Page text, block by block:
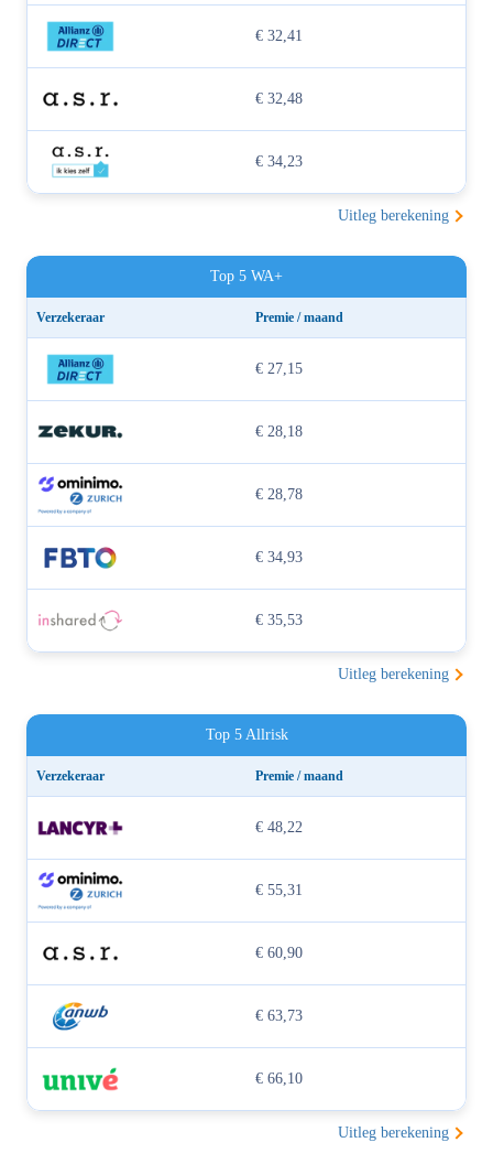
€ 32,41
€ 32,48
€ 34,23
Uitleg berekening
Top 5 WA+
Verzekeraar Premie / maand
€ 27,15
€ 28,18
€ 28,78
€ 34,93
€ 35,53
Uitleg berekening
Top 5 Allrisk
Verzekeraar Premie / maand
€ 48,22
€ 55,31
€ 60,90
€ 63,73
€ 66,10
Uitleg berekening